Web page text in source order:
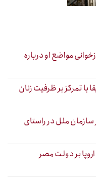
مواضع او درباره
با تمرکز بر ظرفیت زنان
ملل در راستای
بر دولت مصر